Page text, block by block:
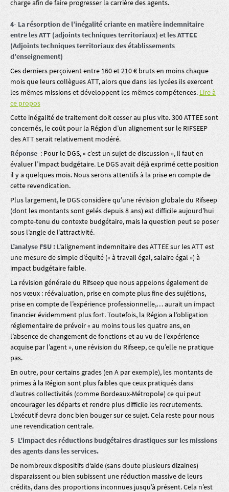
charge afin de faire progresser la carrière des agents.
4- La résorption de l’inégalité criante en matière indemnitaire
entre les ATT (adjoints techniques territoriaux) et les ATTEE
(Adjoints techniques territoriaux des établissements
d’enseignement)
Ces derniers perçoivent entre 160 et 210 € bruts en moins chaque
mois que leurs collègues ATT, alors que dans les lycées ils exercent
les mêmes missions et développent les mêmes compétences. Lire à
ce propos
Cette inégalité de traitement doit cesser au plus vite. 300 ATTEE sont
concernés, le coût pour la Région d’un alignement sur le RIFSEEP
des ATT serait relativement modéré.
Réponse : Pour le DGS, « c’est un sujet de discussion », il faut en
évaluer l’impact budgétaire. Le DGS avait déjà exprimé cette position
il y a quelques mois. Nous serons attentifs à la prise en compte de
cette revendication.
Plus largement, le DGS considère qu’une révision globale du Rifseep
(dont les montants sont gelés depuis 8 ans) est difficile aujourd’hui
compte-tenu du contexte budgétaire, mais la question peut se poser
sous l’angle de l’attractivité.
L’analyse FSU : L’alignement indemnitaire des ATTEE sur les ATT est
une mesure de simple d’équité (« à travail égal, salaire égal ») à
impact budgétaire faible.
La révision générale du Rifseep que nous appelons également de
nos vœux : réévaluation, prise en compte plus fine des sujétions,
prise en compte de l’expérience professionnelle,… aurait un impact
financier évidemment plus fort. Toutefois, la Région a l’obligation
réglementaire de prévoir « au moins tous les quatre ans, en
l’absence de changement de fonctions et au vu de l’expérience
acquise par l’agent », une révision du Rifseep, ce qu’elle ne pratique
pas.
En outre, pour certains grades (en A par exemple), les montants de
primes à la Région sont plus faibles que ceux pratiqués dans
d’autres collectivités (comme Bordeaux-Métropole) ce qui peut
encourager les départs et rendre plus difficile les recrutements.
L’exécutif devra donc bien bouger sur ce sujet. Cela reste pour nous
une revendication centrale.
5- L’impact des réductions budgétaires drastiques sur les missions
des agents dans les services.
De nombreux dispositifs d‘aide (sans doute plusieurs dizaines)
disparaissent ou bien subissent une réduction massive de leurs
crédits, dans des proportions inconnues jusqu’à présent. Cela n’est